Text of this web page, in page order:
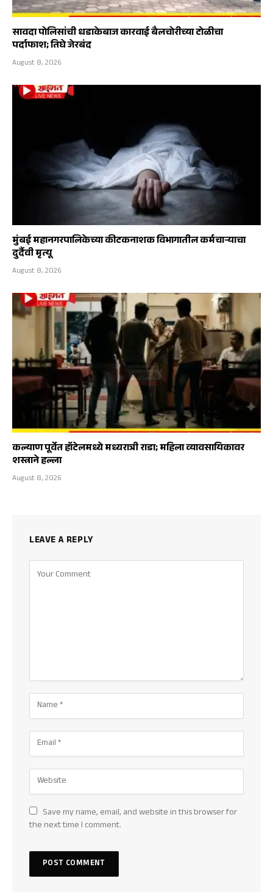
सावदा पोलिसांची धडाकेबाज कारवाई बैलचोरीच्या टोळीचा
पर्दाफाश; तिघे जेरबंद
August 8, 2026
मुंबई महानगरपालिकेच्या कीटकनाशक विभागातील कर्मचाऱ्याचा
दुर्दैवी मृत्यू
August 8, 2026
कल्याण पूर्वेत हॉटेलमध्ये मध्यरात्री राडा; महिला व्यावसायिकावर
शस्त्राने हल्ला
August 8, 2026
LEAVE A REPLY
Save my name, email, and website in this browser for
the next time I comment.